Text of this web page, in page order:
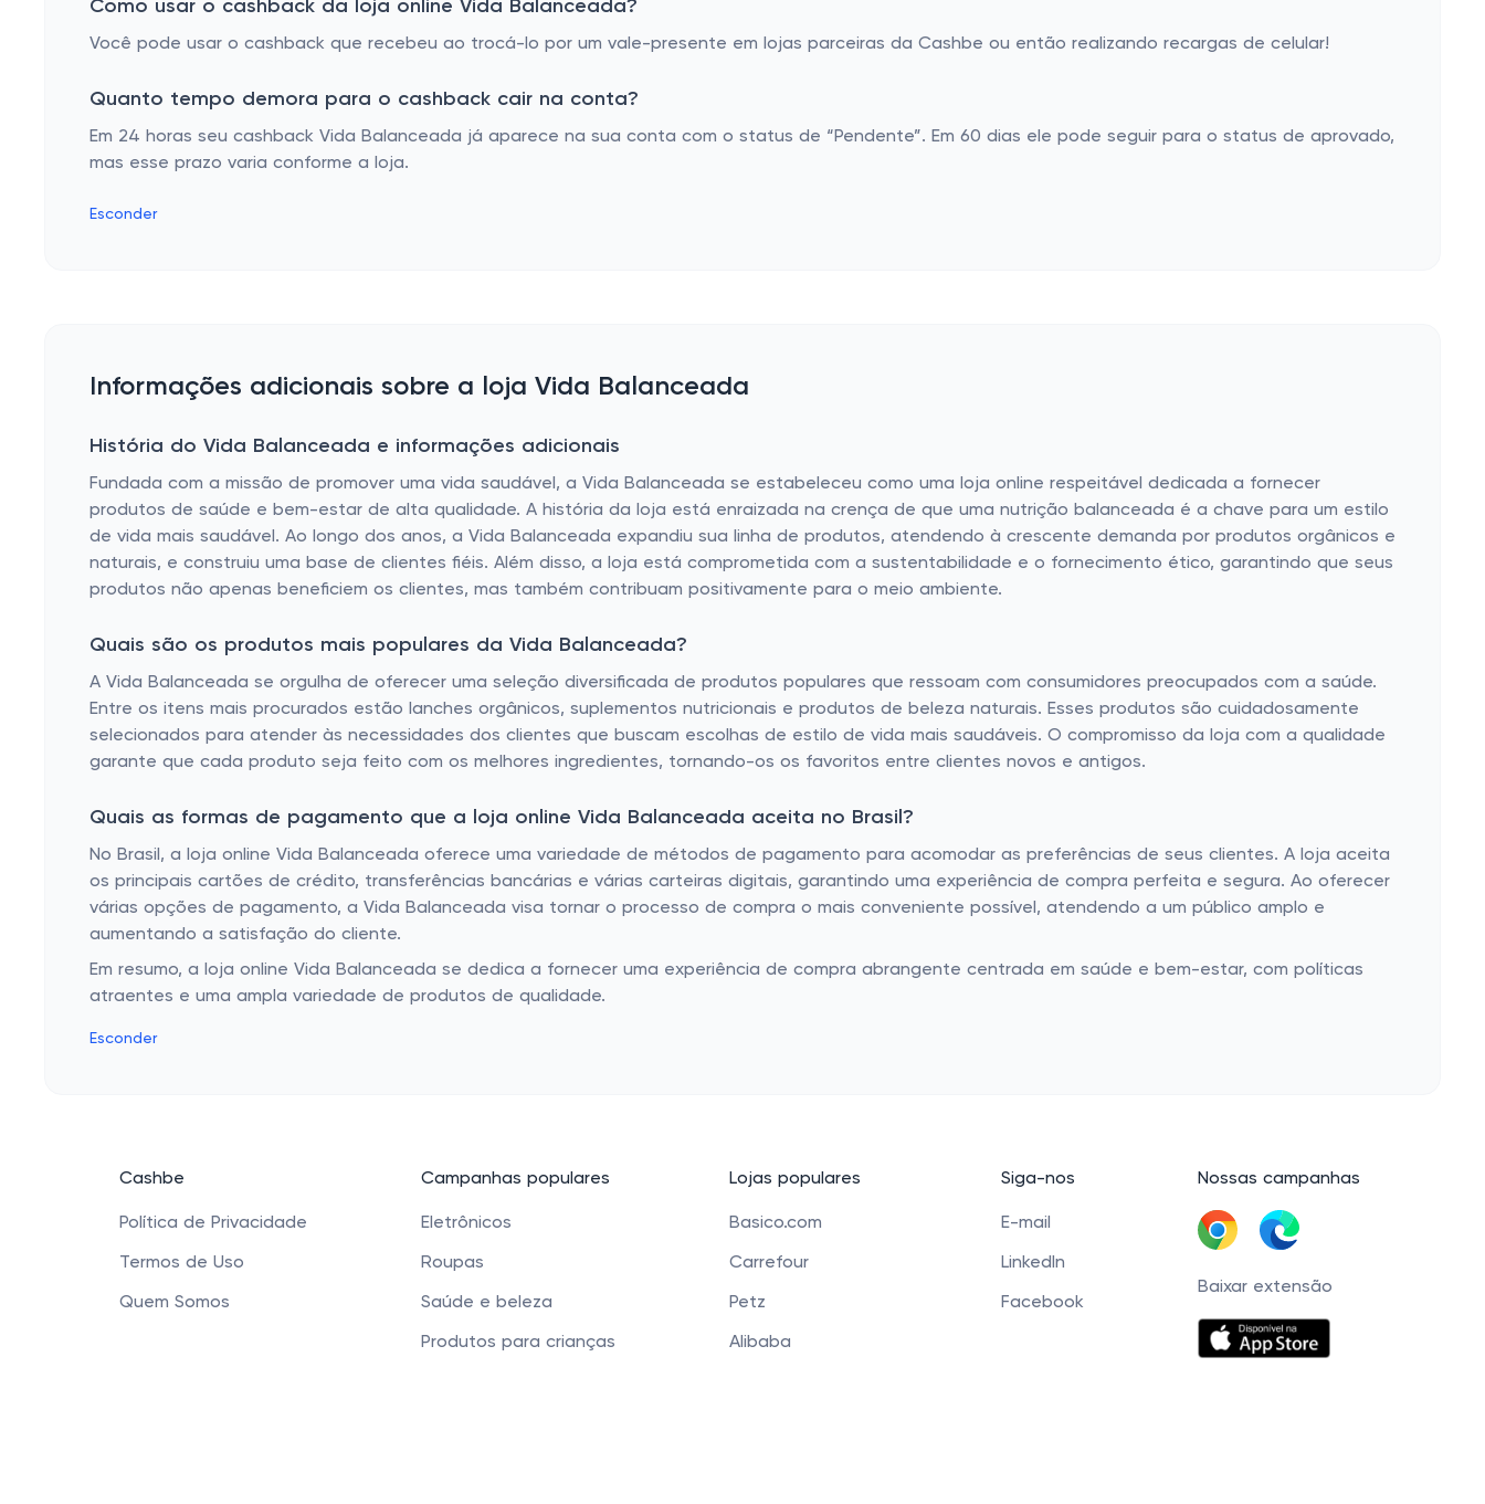
Como usar o cashback da loja online Vida Balanceada?
Você pode usar o cashback que recebeu ao trocá-lo por um vale-presente em lojas parceiras da Cashbe ou então realizando recargas de celular!
Quanto tempo demora para o cashback cair na conta?
Em 24 horas seu cashback Vida Balanceada já aparece na sua conta com o status de “Pendente”. Em 60 dias ele pode seguir para o status de aprovado,
mas esse prazo varia conforme a loja.
Esconder
Informações adicionais sobre a loja Vida Balanceada
História do Vida Balanceada e informações adicionais
Fundada com a missão de promover uma vida saudável, a Vida Balanceada se estabeleceu como uma loja online respeitável dedicada a fornecer
produtos de saúde e bem-estar de alta qualidade. A história da loja está enraizada na crença de que uma nutrição balanceada é a chave para um estilo
de vida mais saudável. Ao longo dos anos, a Vida Balanceada expandiu sua linha de produtos, atendendo à crescente demanda por produtos orgânicos e
naturais, e construiu uma base de clientes fiéis. Além disso, a loja está comprometida com a sustentabilidade e o fornecimento ético, garantindo que seus
produtos não apenas beneficiem os clientes, mas também contribuam positivamente para o meio ambiente.
Quais são os produtos mais populares da Vida Balanceada?
A Vida Balanceada se orgulha de oferecer uma seleção diversificada de produtos populares que ressoam com consumidores preocupados com a saúde.
Entre os itens mais procurados estão lanches orgânicos, suplementos nutricionais e produtos de beleza naturais. Esses produtos são cuidadosamente
selecionados para atender às necessidades dos clientes que buscam escolhas de estilo de vida mais saudáveis. O compromisso da loja com a qualidade
garante que cada produto seja feito com os melhores ingredientes, tornando-os os favoritos entre clientes novos e antigos.
Quais as formas de pagamento que a loja online Vida Balanceada aceita no Brasil?
No Brasil, a loja online Vida Balanceada oferece uma variedade de métodos de pagamento para acomodar as preferências de seus clientes. A loja aceita
os principais cartões de crédito, transferências bancárias e várias carteiras digitais, garantindo uma experiência de compra perfeita e segura. Ao oferecer
várias opções de pagamento, a Vida Balanceada visa tornar o processo de compra o mais conveniente possível, atendendo a um público amplo e
aumentando a satisfação do cliente.
Em resumo, a loja online Vida Balanceada se dedica a fornecer uma experiência de compra abrangente centrada em saúde e bem-estar, com políticas
atraentes e uma ampla variedade de produtos de qualidade.
Esconder
Cashbe
Política de Privacidade
Termos de Uso
Quem Somos
Campanhas populares
Eletrônicos
Roupas
Saúde e beleza
Produtos para crianças
Lojas populares
Basico.com
Carrefour
Petz
Alibaba
Siga-nos
E-mail
LinkedIn
Facebook
Nossas campanhas
Baixar extensão